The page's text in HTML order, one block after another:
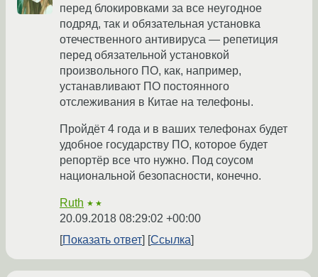
перед блокировками за все неугодное
подряд, так и обязательная установка
отечественного антивируса — репетиция
перед обязательной установкой
произвольного ПО, как, например,
устанавливают ПО постоянного
отслеживания в Китае на телефоны.
Пройдёт 4 года и в ваших телефонах будет
удобное государству ПО, которое будет
репортёр все что нужно. Под соусом
национальной безопасности, конечно.
Ruth ★★
20.09.2018 08:29:02 +00:00
Показать ответ
Ссылка